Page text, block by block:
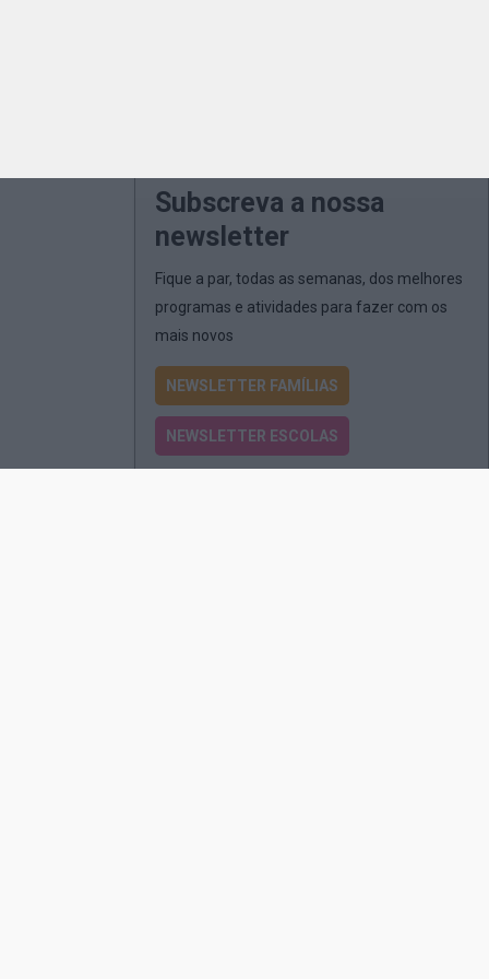
Subscreva a nossa
newsletter
Fique a par, todas as semanas, dos melhores
programas e atividades para fazer com os
mais novos
NEWSLETTER FAMÍLIAS
NEWSLETTER ESCOLAS